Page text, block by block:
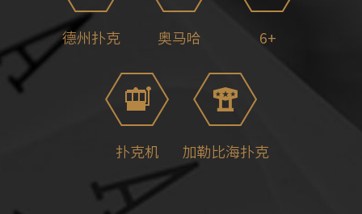
德州扑克 奥马哈 6+
扑克机 加勒比海扑克